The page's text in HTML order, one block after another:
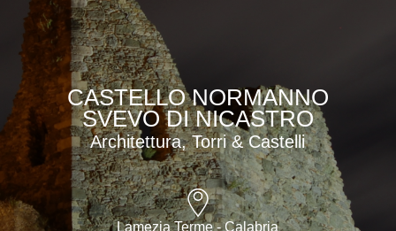
CASTELLO NORMANNO
SVEVO DI NICASTRO
Architettura, Torri & Castelli
Lamezia Terme - Calabria